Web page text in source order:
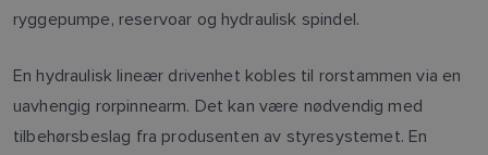
ryggepumpe, reservoar og hydraulisk spindel.
En hydraulisk lineær drivenhet kobles til rorstammen via en
uavhengig rorpinnearm. Det kan være nødvendig med
tilbehørsbeslag fra produsenten av styresystemet. En